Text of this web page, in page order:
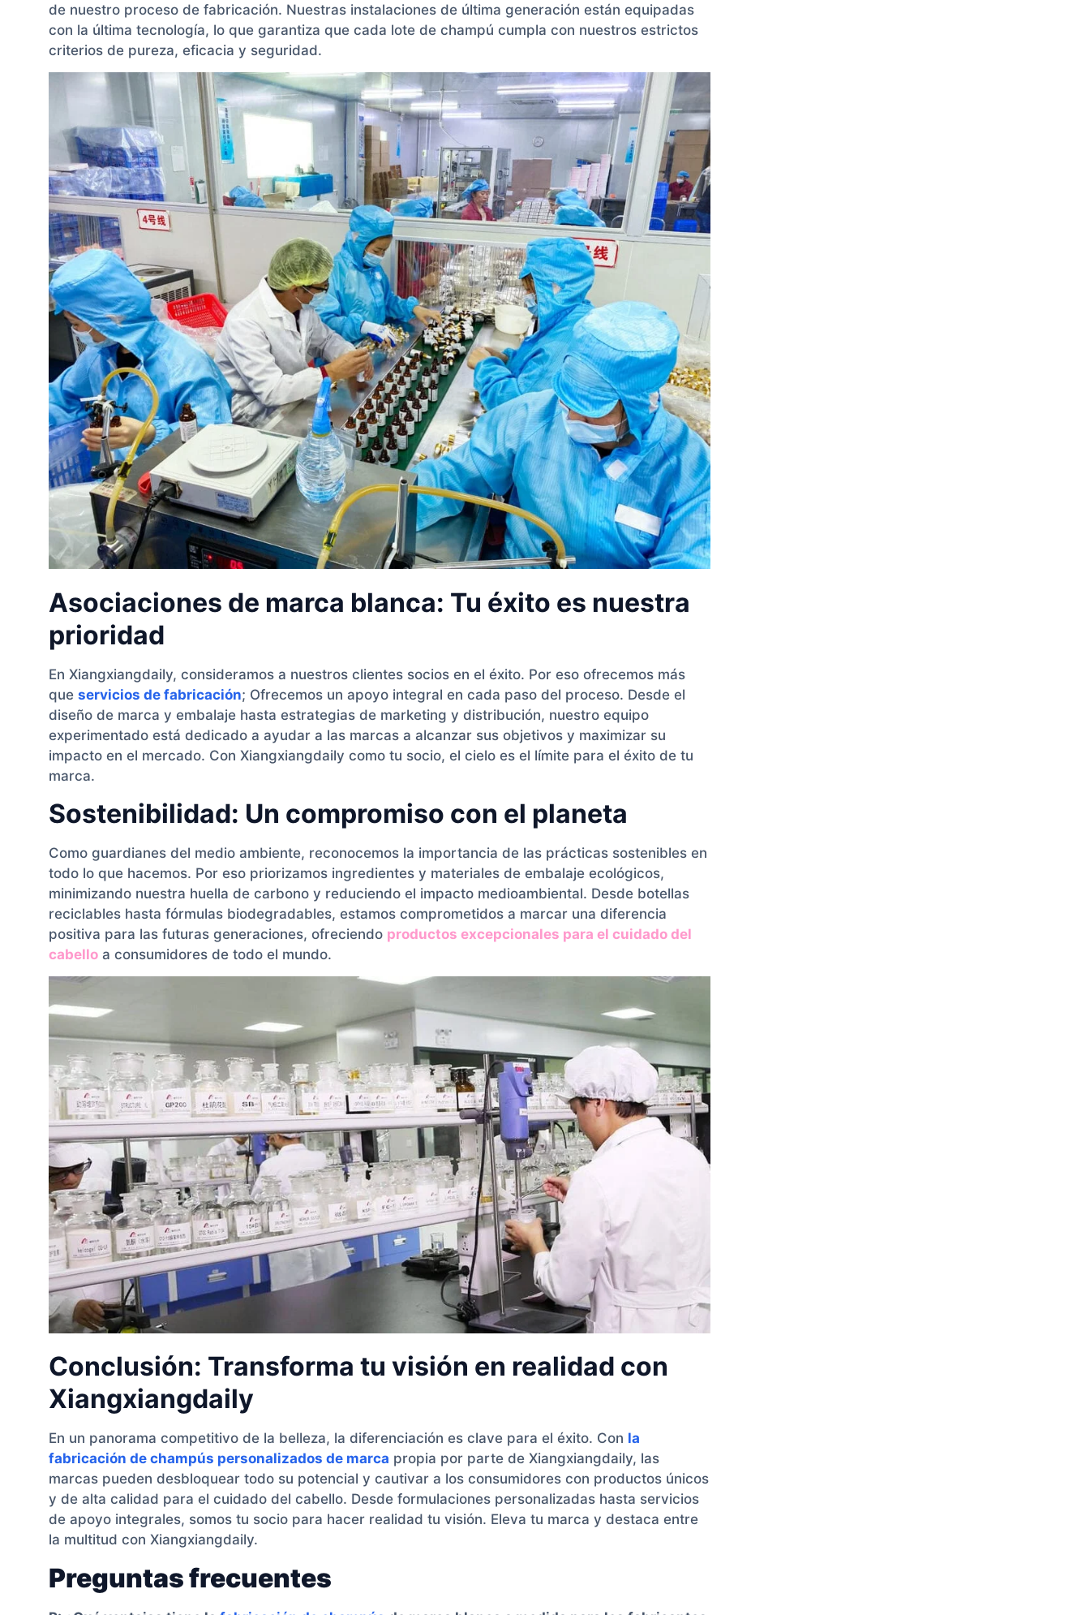
de nuestro proceso de fabricación. Nuestras instalaciones de última generación están equipadas
con la última tecnología, lo que garantiza que cada lote de champú cumpla con nuestros estrictos
criterios de pureza, eficacia y seguridad.
Asociaciones de marca blanca: Tu éxito es nuestra
prioridad
En Xiangxiangdaily, consideramos a nuestros clientes socios en el éxito. Por eso ofrecemos más
que servicios de fabricación; Ofrecemos un apoyo integral en cada paso del proceso. Desde el
diseño de marca y embalaje hasta estrategias de marketing y distribución, nuestro equipo
experimentado está dedicado a ayudar a las marcas a alcanzar sus objetivos y maximizar su
impacto en el mercado. Con Xiangxiangdaily como tu socio, el cielo es el límite para el éxito de tu
marca.
Sostenibilidad: Un compromiso con el planeta
Como guardianes del medio ambiente, reconocemos la importancia de las prácticas sostenibles en
todo lo que hacemos. Por eso priorizamos ingredientes y materiales de embalaje ecológicos,
minimizando nuestra huella de carbono y reduciendo el impacto medioambiental. Desde botellas
reciclables hasta fórmulas biodegradables, estamos comprometidos a marcar una diferencia
positiva para las futuras generaciones, ofreciendo productos excepcionales para el cuidado del
cabello a consumidores de todo el mundo.
Conclusión: Transforma tu visión en realidad con
Xiangxiangdaily
En un panorama competitivo de la belleza, la diferenciación es clave para el éxito. Con la
fabricación de champús personalizados de marca propia por parte de Xiangxiangdaily, las
marcas pueden desbloquear todo su potencial y cautivar a los consumidores con productos únicos
y de alta calidad para el cuidado del cabello. Desde formulaciones personalizadas hasta servicios
de apoyo integrales, somos tu socio para hacer realidad tu visión. Eleva tu marca y destaca entre
la multitud con Xiangxiangdaily.
Preguntas frecuentes